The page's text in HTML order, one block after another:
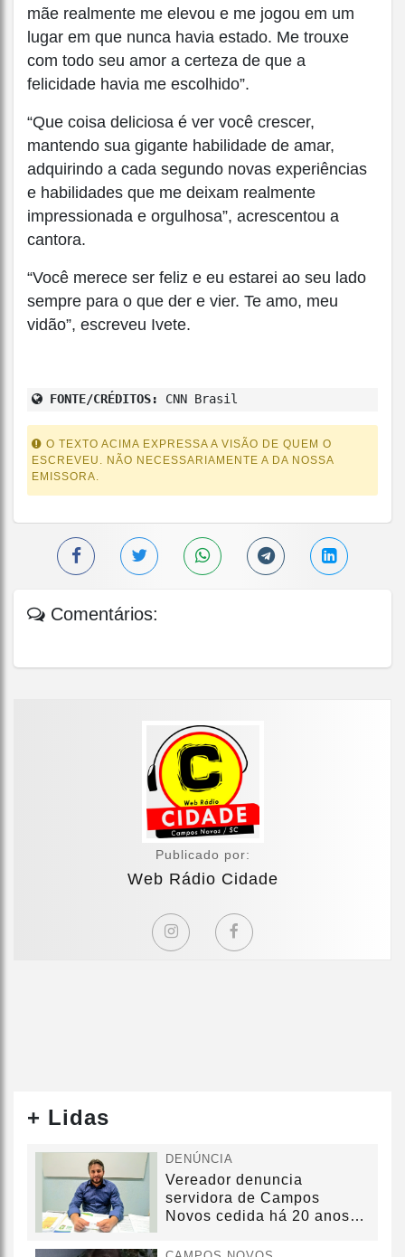
mãe realmente me elevou e me jogou em um
lugar em que nunca havia estado. Me trouxe
com todo seu amor a certeza de que a
felicidade havia me escolhido”.
“Que coisa deliciosa é ver você crescer,
mantendo sua gigante habilidade de amar,
adquirindo a cada segundo novas experiências
e habilidades que me deixam realmente
impressionada e orgulhosa”, acrescentou a
cantora.
“Você merece ser feliz e eu estarei ao seu lado
sempre para o que der e vier. Te amo, meu
vidão”, escreveu Ivete.
FONTE/CRÉDITOS: CNN Brasil
O TEXTO ACIMA EXPRESSA A VISÃO DE QUEM O
ESCREVEU. NÃO NECESSARIAMENTE A DA NOSSA
EMISSORA.
Comentários:
Publicado por:
Web Rádio Cidade
+ Lidas
DENÚNCIA
Vereador denuncia
servidora de Campos
Novos cedida há 20 anos